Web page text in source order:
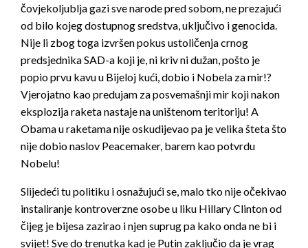
čovjekoljublja gazi sve narode pred sobom, ne prezajući
od bilo kojeg dostupnog sredstva, uključivo i genocida.
Nije li zbog toga izvršen pokus ustoličenja crnog
predsjednika SAD-a koji je, ni kriv ni dužan, pošto je
popio prvu kavu u Bijeloj kući, dobio i Nobela za mir!?
Vjerojatno kao predujam za posvemašnji mir koji nakon
eksplozija raketa nastaje na uništenom teritoriju! A
Obama u raketama nije oskudijevao pa je velika šteta što
nije dobio naslov Peacemaker, barem kao potvrdu
Nobelu!
Slijedeći tu politiku i osnažujući se, malo tko nije očekivao
instaliranje kontroverzne osobe u liku Hillary Clinton od
čijeg je bijesa zazirao i njen suprug pa kako onda ne bi i
svijet! Sve do trenutka kad je Putin zaključio da je vrag